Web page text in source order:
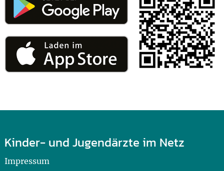
Kinder- und Jugendärzte im Netz
Impressum